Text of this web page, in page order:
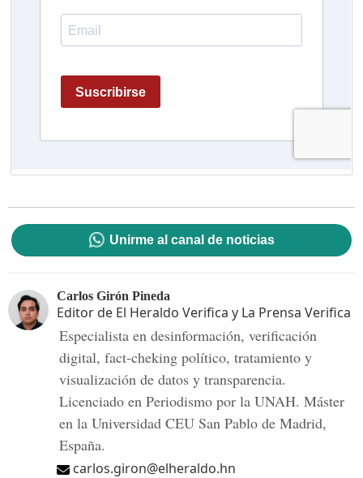
Unirme al canal de noticias
Carlos Girón Pineda
Editor de El Heraldo Verifica y La Prensa Verifica
Especialista en desinformación, verificación
digital, fact-cheking político, tratamiento y
visualización de datos y transparencia.
Licenciado en Periodismo por la UNAH. Máster
en la Universidad CEU San Pablo de Madrid,
España.
carlos.giron@elheraldo.hn